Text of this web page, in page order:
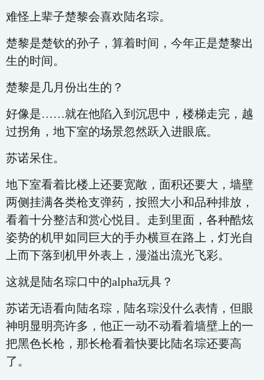
难怪上辈子楚黎会喜欢陆名琮。
楚黎是楚钦的孙子，算着时间，今年正是楚黎出
生的时间。
楚黎是几月份出生的？
好像是……就在他陷入到沉思中，楼梯走完，越
过拐角，地下室的场景忽然跃入进眼底。
苏诺呆住。
地下室看着比楼上还要宽敞，面积还要大，墙壁
两侧挂满各类枪支弹药，按照大小和品种排放，
看着十分整洁和赏心悦目。走到里面，各种酷炫
姿势的机甲如同巨大的手办横亘在路上，灯光自
上而下落到机甲外表上，漫溢出流光飞彩。
这就是陆名琮口中的alpha玩具？
苏诺无语看向陆名琮，陆名琮没什么表情，但眼
神明显明亮许多，他正一动不动看着墙壁上的一
把黑色长枪，那长枪看着快要比陆名琮还要高
了。